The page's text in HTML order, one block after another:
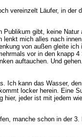
vereinzelt Läufer, in der
gibt, keine Natur
lenkt mich alles nach
von außen gleite ich
vor in den knapp 4
auftauchen. Und
Ich kann das Wasser,
locker herein. Eine
jeder ist mit jedem
manche schon in der 3.